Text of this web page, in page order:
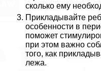
сколько ему
Прикладывайте
особенности в
поможет
при этом важно
того, как
лежа.